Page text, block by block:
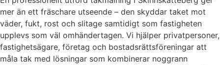
mer än ett fräschare utseende – den skyddar taket mot
väder, fukt, rost och slitage samtidigt som fastigheten
upplevs som väl omhändertagen. Vi hjälper privatpersoner,
fastighetsägare, företag och bostadsrättsföreningar att
måla tak med lösningar som kombinerar noggrann